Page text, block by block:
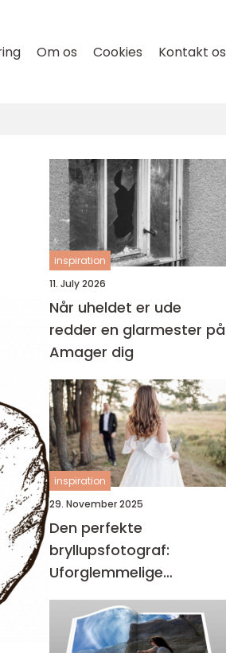
Om os Cookies Kontakt os
inspiration
11. July 2026
Når uheldet er ude
redder en glarmester på
Amager dig
inspiration
29. November 2025
Den perfekte
bryllupsfotograf:
Uforglemmelige
øjeblikke